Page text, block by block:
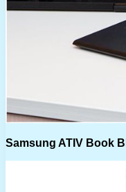
Samsung ATIV Book